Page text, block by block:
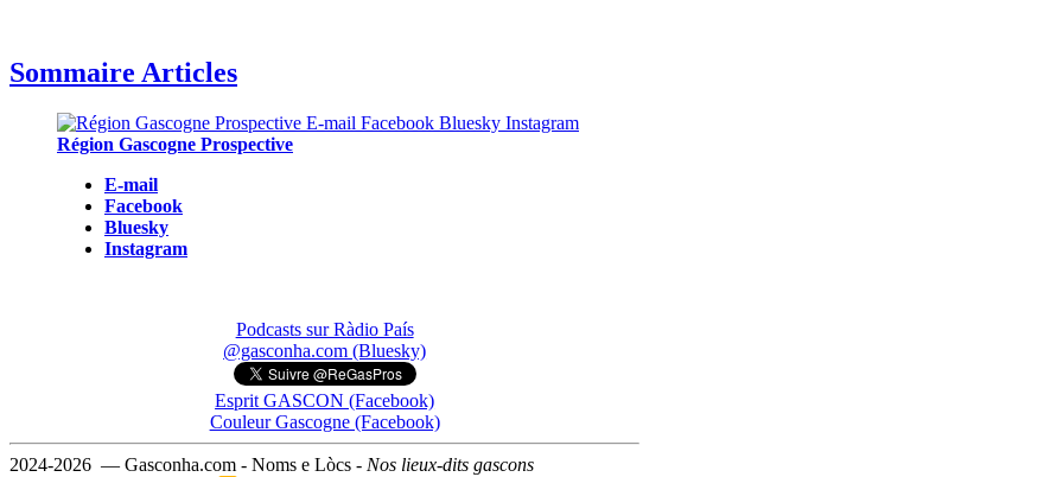
Sommaire Articles
Région Gascogne Prospective
E-mail
Facebook
Bluesky
Instagram
Podcasts sur Ràdio País
@gasconha.com (Bluesky)
Esprit GASCON (Facebook)
Couleur Gascogne (Facebook)
2024-2026 — Gasconha.com - Noms e Lòcs - Nos lieux-dits gascons